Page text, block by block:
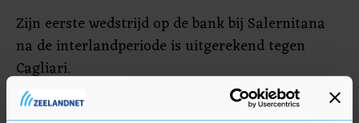
Zijn eerste wedstrijd op de bank bij Salernitana
na de interlandperiode is uitgerekend tegen
Cagliari.